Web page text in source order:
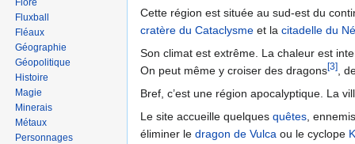
Cette région est située au sud-est du
cratère du Cataclysme et la citadelle du
Son climat est extrême. La chaleur est
On peut même y croiser des dragons[3],
Bref, c’est une région apocalyptique. La
Le site accueille quelques quêtes,
éliminer le dragon de Vulca ou le cyclope
Fluxball
Fléaux
Géographie
Géopolitique
Histoire
Magie
Minerais
Métaux
Personnages